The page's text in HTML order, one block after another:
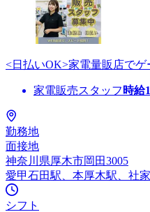
<日払いOK>家電量販店で
家電販売スタッフ 時給
勤務地
面接地
神奈川県厚木市岡田3005
愛甲石田駅、本厚木駅、社
シフト